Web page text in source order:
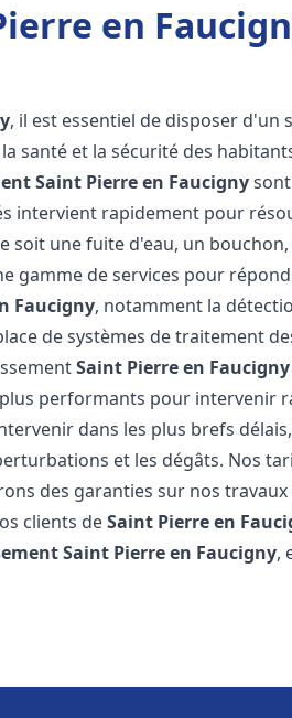
en
, il est essentiel de disposer d'un
santé et la sécurité des
Saint Pierre en Faucigny
intervient rapidement pour
soit une fuite d'eau, un
gamme de services pour
Faucigny, notamment la
de systèmes de traitement
Saint Pierre en Faucigny
performants pour intervenir
dans les plus brefs
et les dégâts. Nos
des garanties sur nos
clients deSaint Pierre en
Saint Pierre en Faucigny,